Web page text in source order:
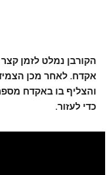
הקורבן נמלט לזמן
אקדח. לאחר מכן
והצליף בו באקדח
כדי לעזור.